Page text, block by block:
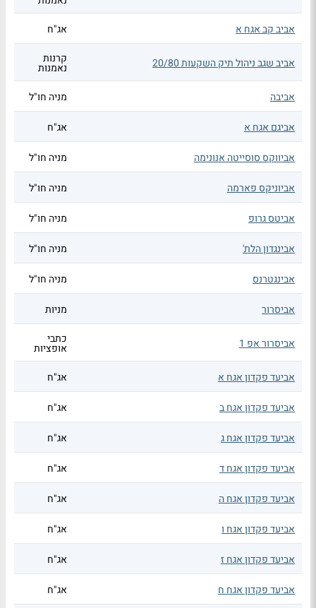
אביב קב אגח א
אג"ח
אביב שגב ניהול תיק השקעות 20/80 קרנות
נאמנות
אביבה
מניה חו"ל
אביגם אגח א אג"ח
אביווקס סוסייטה אנונימה מניה חו"ל
אביוניקס פארמה מניה חו"ל
אביטס גרופ מניה חו"ל
אבינגדון הלת' מניה חו"ל
אבינגטרנס מניה חו"ל
אביסרור מניות
אביסרור אפ 1 כתבי
אופציות
אביעד פקדון אגח א
אג"ח
אביעד פקדון אגח ב אג"ח
אביעד פקדון אגח ג אג"ח
אביעד פקדון אגח ד אג"ח
אביעד פקדון אגח ה אג"ח
אביעד פקדון אגח ו אג"ח
אביעד פקדון אגח ז אג"ח
אביעד פקדון אגח ח אג"ח